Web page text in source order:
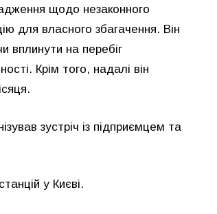
щодо незаконного
для власного збагачення. Він
вплинути на перебіг
Крім того, надалі він
зустріч із підприємцем та
у Києві.